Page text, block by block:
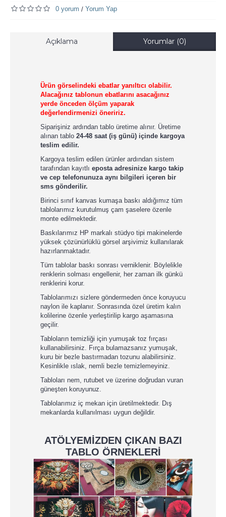
0 yorum / Yorum Yap
Açıklama Yorumlar (0)
Ürün görselindeki ebatlar yanıltıcı olabilir.
Alacağınız tablonun ebatlarını asacağınız
yerde önceden ölçüm yaparak
değerlendirmenizi öneririz.
Siparişiniz ardından tablo üretime alınır. Üretime
alınan tablo 24-48 saat (iş günü) içinde kargoya
teslim edilir.
Kargoya teslim edilen ürünler ardından sistem
tarafından kayıtlı eposta adresinize kargo takip
ve cep telefonunuza aynı bilgileri içeren bir
sms gönderilir.
Birinci sınıf kanvas kumaşa baskı aldığımız tüm
tablolarımız kurutulmuş çam şaselere özenle
monte edilmektedir.
Baskılarımız HP markalı stüdyo tipi makinelerde
yüksek çözünürlüklü görsel arşivimiz kullanılarak
hazırlanmaktadır.
Tüm tablolar baskı sonrası verniklenir. Böylelikle
renklerin solması engellenir, her zaman ilk günkü
renklerini korur.
Tablolarımızı sizlere göndermeden önce koruyucu
naylon ile kaplanır. Sonrasında özel üretim kalın
kolilerine özenle yerleştirilip kargo aşamasına
geçilir.
Tabloların temizliği için yumuşak toz fırçası
kullanabilirsiniz. Fırça bulamazsanız yumuşak,
kuru bir bezle bastırmadan tozunu alabilirsiniz.
Kesinlikle ıslak, nemli bezle temizlemeyiniz.
Tabloları nem, rutubet ve üzerine doğrudan vuran
güneşten koruyunuz.
Tablolarımız iç mekan için üretilmektedir. Dış
mekanlarda kullanılması uygun değildir.
ATÖLYEMİZDEN ÇIKAN BAZI
TABLO ÖRNEKLERİ